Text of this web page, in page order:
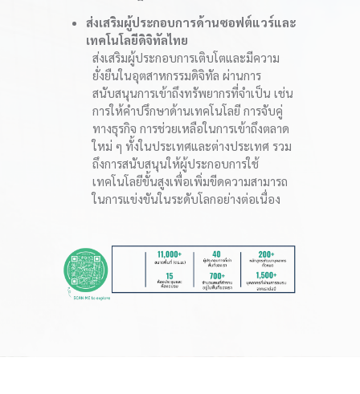
ส่งเสริมผู้ประกอบการด้านซอฟต์แวร์และ
เทคโนโลยีดิจิทัลไทย
ส่งเสริมผู้ประกอบการเติบโตและมีความ
ยั่งยืนในอุตสาหกรรมดิจิทัล ผ่านการ
สนับสนุนการเข้าถึงทรัพยากรที่จำเป็น เช่น
การให้คำปรึกษาด้านเทคโนโลยี การจับคู่
ทางธุรกิจ การช่วยเหลือในการเข้าถึงตลาด
ใหม่ ๆ ทั้งในประเทศและต่างประเทศ รวม
ถึงการสนับสนุนให้ผู้ประกอบการใช้
เทคโนโลยีขั้นสูงเพื่อเพิ่มขีดความสามารถ
ในการแข่งขันในระดับโลกอย่างต่อเนื่อง